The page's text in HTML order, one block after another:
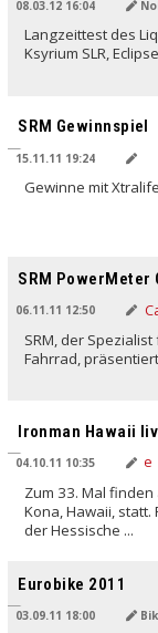
08.03.12 16:04
Langzeittest des
Ksyrium SLR,
SRM Gewinnspiel
15.11.11 19:24
Gewinne mit
SRM PowerMeter
06.11.11 12:50
SRM, der
Fahrrad,
Ironman Hawaii
04.10.11 10:35
Zum 33. Mal
Kona, Hawaii, statt.
der Hessische ...
Eurobike 2011
03.09.11 18:00